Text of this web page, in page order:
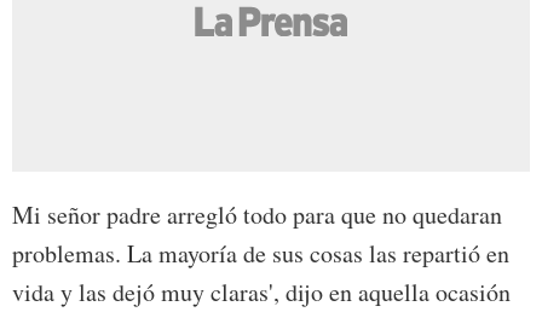
Mi señor padre arregló todo para que no quedaran
problemas. La mayoría de sus cosas las repartió en
vida y las dejó muy claras', dijo en aquella ocasión